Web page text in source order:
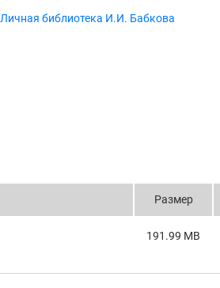
Личная библиотека И.И. Бабкова
Размер
191.99 MB